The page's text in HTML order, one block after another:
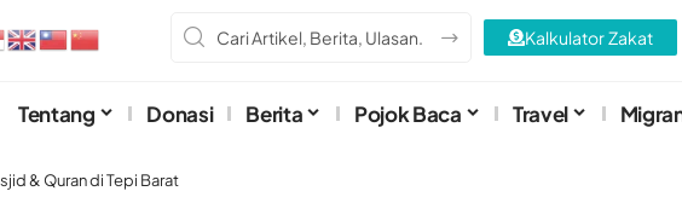
Kalkulator Zakat
Tentang Donasi Berita Pojok Baca Travel
& Quran di Tepi Barat